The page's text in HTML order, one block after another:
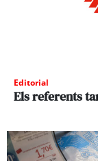
Editorial
Els referents